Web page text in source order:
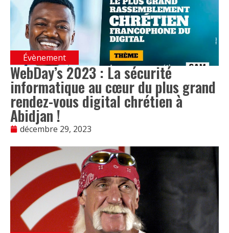
Évènement
WebDay’s 2023 : La sécurité
informatique au cœur du plus grand
rendez-vous digital chrétien à
Abidjan !
décembre 29, 2023